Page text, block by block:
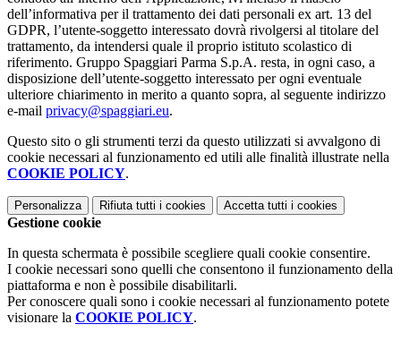
dell’informativa per il trattamento dei dati personali ex art. 13 del
GDPR, l’utente-soggetto interessato dovrà rivolgersi al titolare del
trattamento, da intendersi quale il proprio istituto scolastico di
riferimento. Gruppo Spaggiari Parma S.p.A. resta, in ogni caso, a
disposizione dell’utente-soggetto interessato per ogni eventuale
ulteriore chiarimento in merito a quanto sopra, al seguente indirizzo
e-mail privacy@spaggiari.eu.
Questo sito o gli strumenti terzi da questo utilizzati si avvalgono di
cookie necessari al funzionamento ed utili alle finalità illustrate nella
COOKIE POLICY.
Personalizza Rifiuta tutti i cookies Accetta tutti i cookies
Gestione cookie
In questa schermata è possibile scegliere quali cookie consentire.
I cookie necessari sono quelli che consentono il funzionamento della
piattaforma e non è possibile disabilitarli.
Per conoscere quali sono i cookie necessari al funzionamento potete
visionare la COOKIE POLICY.